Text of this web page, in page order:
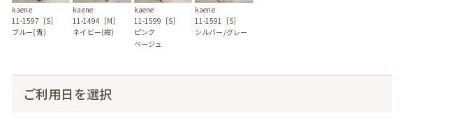
kaene
11-1597［S］
ブルー(青)
kaene
11-1494［M］
ネイビー(紺)
kaene
11-1599［S］
ピンク
ベージュ
kaene
11-1591［S］
シルバー/グレー
ご利用日を選択